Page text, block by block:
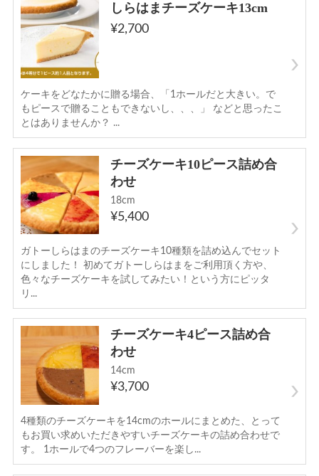
しらはまチーズケーキ13cm
¥2,700
ケーキをどなたかに贈る場合、「1ホールだと大きい。で
もピースで贈ることもできないし、、、」 などと思ったこ
とはありませんか？ ...
チーズケーキ10ピース詰め合
わせ
18cm
¥5,400
ガトーしらはまのチーズケーキ10種類を詰め込んでセット
にしました！ 初めてガトーしらはまをご利用頂く方や、
色々なチーズケーキを試してみたい！という方にピッタ
リ...
チーズケーキ4ピース詰め合
わせ
14cm
¥3,700
4種類のチーズケーキを14cmのホールにまとめた、とって
もお買い求めいただきやすいチーズケーキの詰め合わせで
す。 1ホールで4つのフレーバーを楽し...